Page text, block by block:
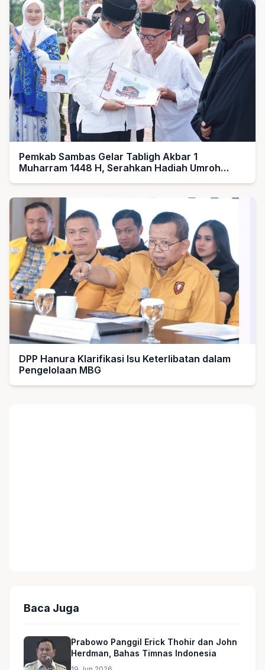
Pemkab Sambas Gelar Tabligh Akbar 1
Muharram 1448 H, Serahkan Hadiah Umroh
DPP Hanura Klarifikasi Isu Keterlibatan dalam
Pengelolaan MBG
Baca Juga
Prabowo Panggil Erick Thohir dan John
Herdman, Bahas Timnas Indonesia